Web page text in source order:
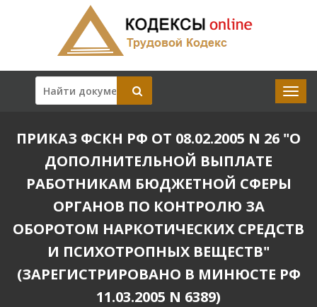
ПРИКАЗ ФСКН РФ ОТ 08.02.2005 N 26 "О
ДОПОЛНИТЕЛЬНОЙ ВЫПЛАТЕ
РАБОТНИКАМ БЮДЖЕТНОЙ СФЕРЫ
ОРГАНОВ ПО КОНТРОЛЮ ЗА
ОБОРОТОМ НАРКОТИЧЕСКИХ СРЕДСТВ
И ПСИХОТРОПНЫХ ВЕЩЕСТВ"
(ЗАРЕГИСТРИРОВАНО В МИНЮСТЕ РФ
11.03.2005 N 6389)